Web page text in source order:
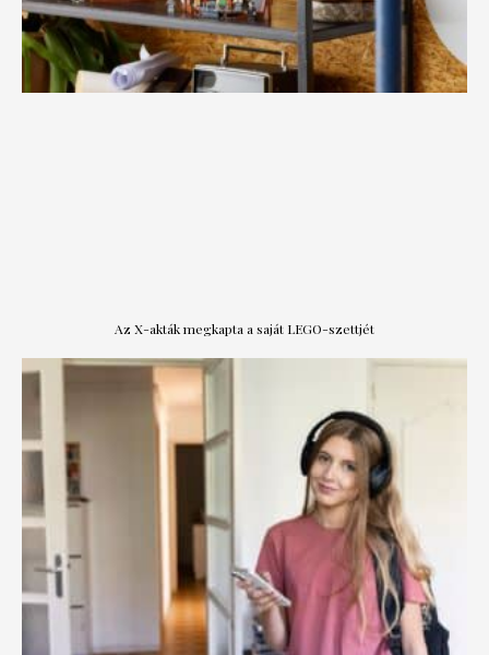
Az X-akták megkapta a saját LEGO-szettjét